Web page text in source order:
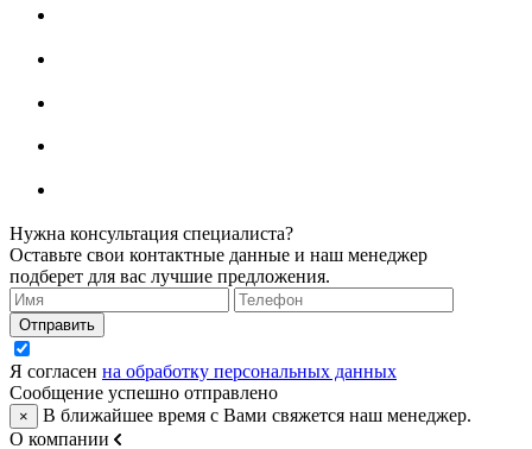
Нужна консультация специалиста?
Оставьте свои контактные данные и наш менеджер
подберет для вас лучшие предложения.
Я согласен на обработку персональных данных
Сообщение успешно отправлено
×
В ближайшее время с Вами свяжется наш менеджер.
О компании